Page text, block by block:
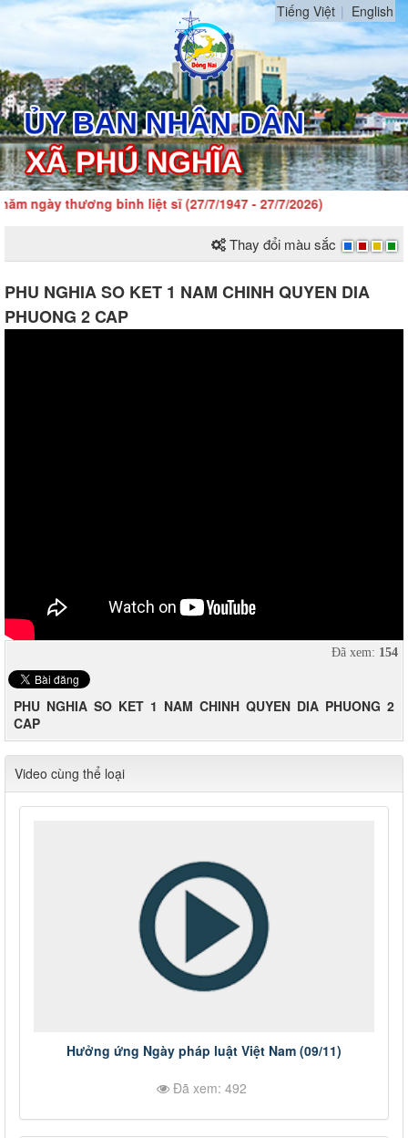
Tiếng Việt English
thương binh liệt sĩ (27/7/1947 - 27/7/2026)
Thay đổi màu sắc
PHU NGHIA SO KET 1 NAM CHINH QUYEN DIA
PHUONG 2 CAP
Đã xem: 154
PHU NGHIA SO KET 1 NAM CHINH QUYEN DIA PHUONG 2
CAP
Video cùng thể loại
Hưởng ứng Ngày pháp luật Việt Nam (09/11)
Đã xem: 492